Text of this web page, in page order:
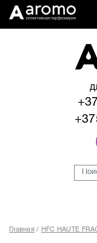
Главная HFC HAUTE